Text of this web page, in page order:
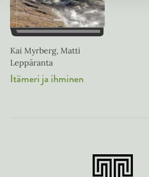
Kai Myrberg, Matti
Leppäranta
Itämeri ja ihminen